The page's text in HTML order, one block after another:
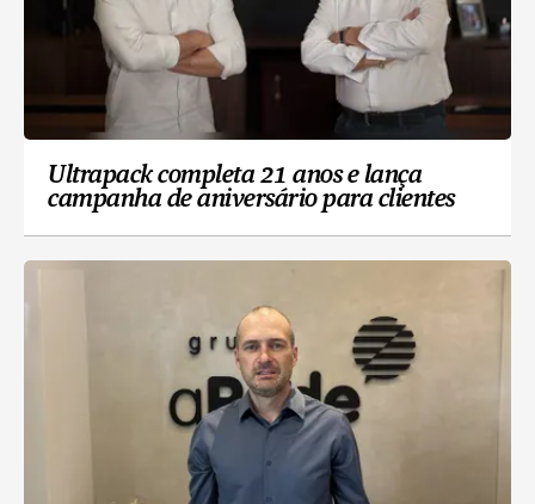
Ultrapack completa 21 anos e lança
campanha de aniversário para clientes